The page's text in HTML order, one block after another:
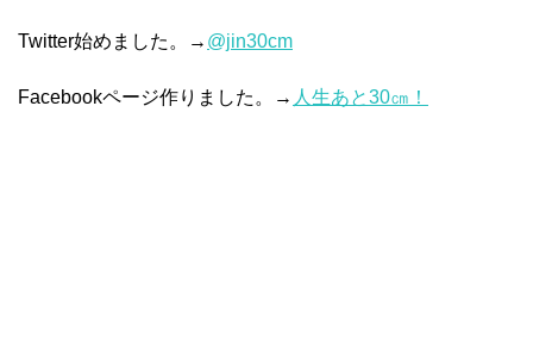
Twitter始めました。→ @jin30cm
Facebookページ作りました。→ 人生あと30㎝！